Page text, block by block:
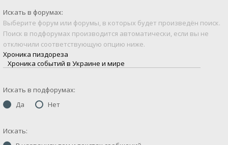
Искать в форумах:
Выберите форум или форумы, в которых будет произведён поиск.
Поиск в подфорумах производится автоматически, если вы не
отключили соответствующую опцию ниже.
Искать в подфорумах:
Да
Нет
Искать: